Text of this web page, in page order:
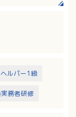
ヘルパー1級
務者研修